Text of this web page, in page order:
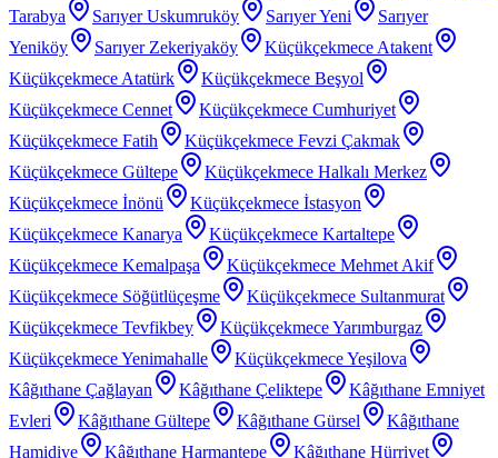
Tarabya
Sarıyer Uskumruköy Sarıyer Yeni
Sarıyer
Yeniköy
Sarıyer Zekeriyaköy
Küçükçekmece Atakent
Küçükçekmece Atatürk
Küçükçekmece Beşyol
Küçükçekmece Cennet
Küçükçekmece Cumhuriyet
Küçükçekmece Fatih
Küçükçekmece Fevzi Çakmak
Küçükçekmece Gültepe
Küçükçekmece Halkalı Merkez
Küçükçekmece İnönü
Küçükçekmece İstasyon
Küçükçekmece Kanarya
Küçükçekmece Kartaltepe
Küçükçekmece Kemalpaşa
Küçükçekmece Mehmet Akif
Küçükçekmece Söğütlüçeşme
Küçükçekmece Sultanmurat
Küçükçekmece Tevfikbey
Küçükçekmece Yarımburgaz
Küçükçekmece Yenimahalle
Küçükçekmece Yeşilova
Kâğıthane Çağlayan
Kâğıthane Çeliktepe
Kâğıthane Emniyet
Evleri
Kâğıthane Gültepe Kâğıthane Gürsel
Kâğıthane
Hamidiye
Kâğıthane Harmantepe
Kâğıthane Hürriyet